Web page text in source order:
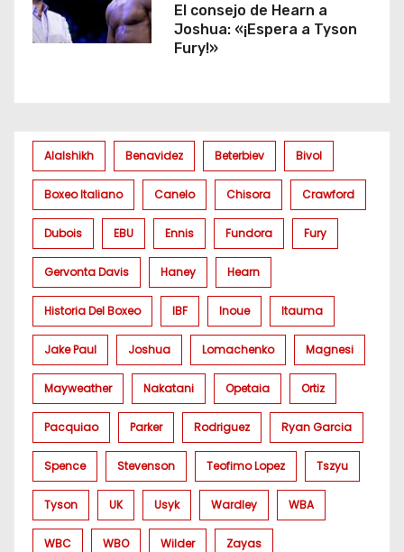
El consejo de Hearn a
Joshua: «¡Espera a Tyson
Fury!»
Alalshikh Benavidez Beterbiev Bivol
Boxeo Italiano Canelo Chisora Crawford
Dubois EBU Ennis Fundora Fury
Gervonta Davis Haney Hearn
Historia Del Boxeo IBF Inoue Itauma
Jake Paul Joshua Lomachenko Magnesi
Mayweather Nakatani Opetaia Ortiz
Pacquiao Parker Rodriguez Ryan Garcia
Spence Stevenson Teofimo Lopez Tszyu
Tyson UK Usyk Wardley WBA
WBC WBO Wilder Zayas